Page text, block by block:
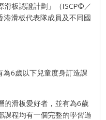
滑板認證計劃」（ISCP©／
滑板代表隊成員及不同國
為6歲以下兒童度身訂造課
的滑板愛好者，並有為6歲
課程均有一個完整的學習過